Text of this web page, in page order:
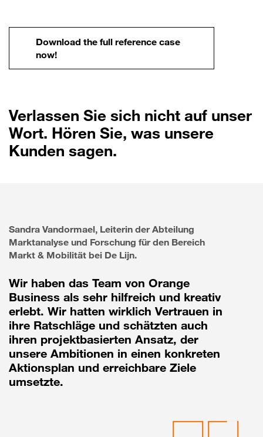
Download the full reference case
now!
Verlassen Sie sich nicht auf unser
Wort. Hören Sie, was unsere
Kunden sagen.
Sandra Vandormael, Leiterin der Abteilung
Marktanalyse und Forschung für den Bereich
Markt & Mobilität bei De Lijn.
Wir haben das Team von Orange
Business als sehr hilfreich und kreativ
erlebt. Wir hatten wirklich Vertrauen in
ihre Ratschläge und schätzten auch
ihren projektbasierten Ansatz, der
unsere Ambitionen in einen konkreten
Aktionsplan und erreichbare Ziele
umsetzte.